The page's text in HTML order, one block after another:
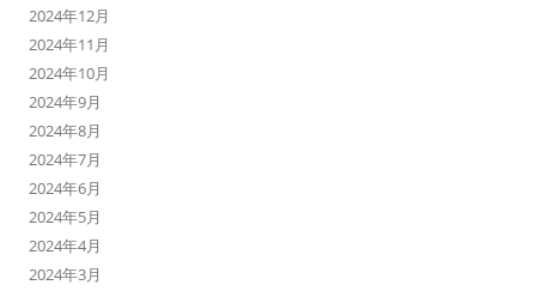
2024年12月
2024年11月
2024年10月
2024年9月
2024年8月
2024年7月
2024年6月
2024年5月
2024年4月
2024年3月